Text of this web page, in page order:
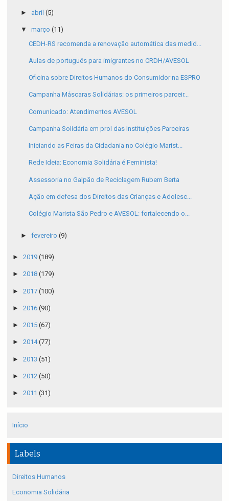
► abril (5)
▼ março (11)
CEDH-RS recomenda a renovação automática das medid...
Aulas de português para imigrantes no CRDH/AVESOL
Oficina sobre Direitos Humanos do Consumidor na ESPRO
Campanha Máscaras Solidárias: os primeiros parceir...
Comunicado: Atendimentos AVESOL
Campanha Solidária em prol das Instituições Parceiras
Iniciando as Feiras da Cidadania no Colégio Marist...
Rede Ideia: Economia Solidária é Feminista!
Assessoria no Galpão de Reciclagem Rubem Berta
Ação em defesa dos Direitos das Crianças e Adolesc...
Colégio Marista São Pedro e AVESOL: fortalecendo o...
► fevereiro (9)
► 2019 (189)
► 2018 (179)
► 2017 (100)
► 2016 (90)
► 2015 (67)
► 2014(77)
► 2013 (51)
► 2012 (50)
► 2011 (31)
Início
Labels
Direitos Humanos
Economia Solidária